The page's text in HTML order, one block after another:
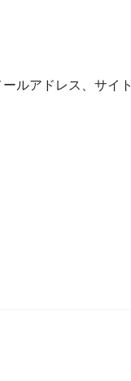
ルアドレス、サイト